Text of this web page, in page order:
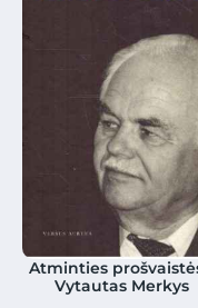
Atminties
Vytautas Merkys